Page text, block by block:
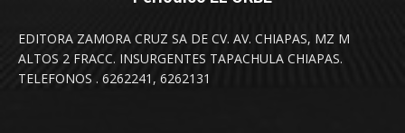
EDITORA ZAMORA CRUZ SA DE CV. AV. CHIAPAS, MZ M
ALTOS 2 FRACC. INSURGENTES TAPACHULA CHIAPAS.
TELEFONOS . 6262241, 6262131